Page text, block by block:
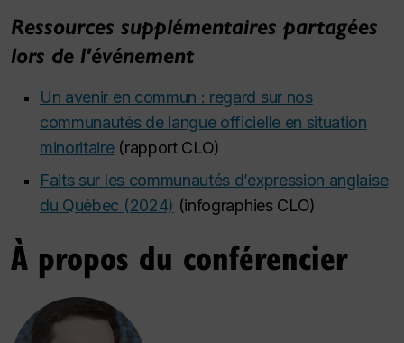
Ressources supplémentaires partagées
lors de l'événement
Un avenir en commun : regard sur nos
communautés de langue officielle en situation
minoritaire(rapport CLO)
Faits sur les communautés d’expression anglaise
du Québec (2024) (infographies CLO)
À propos du conférencier